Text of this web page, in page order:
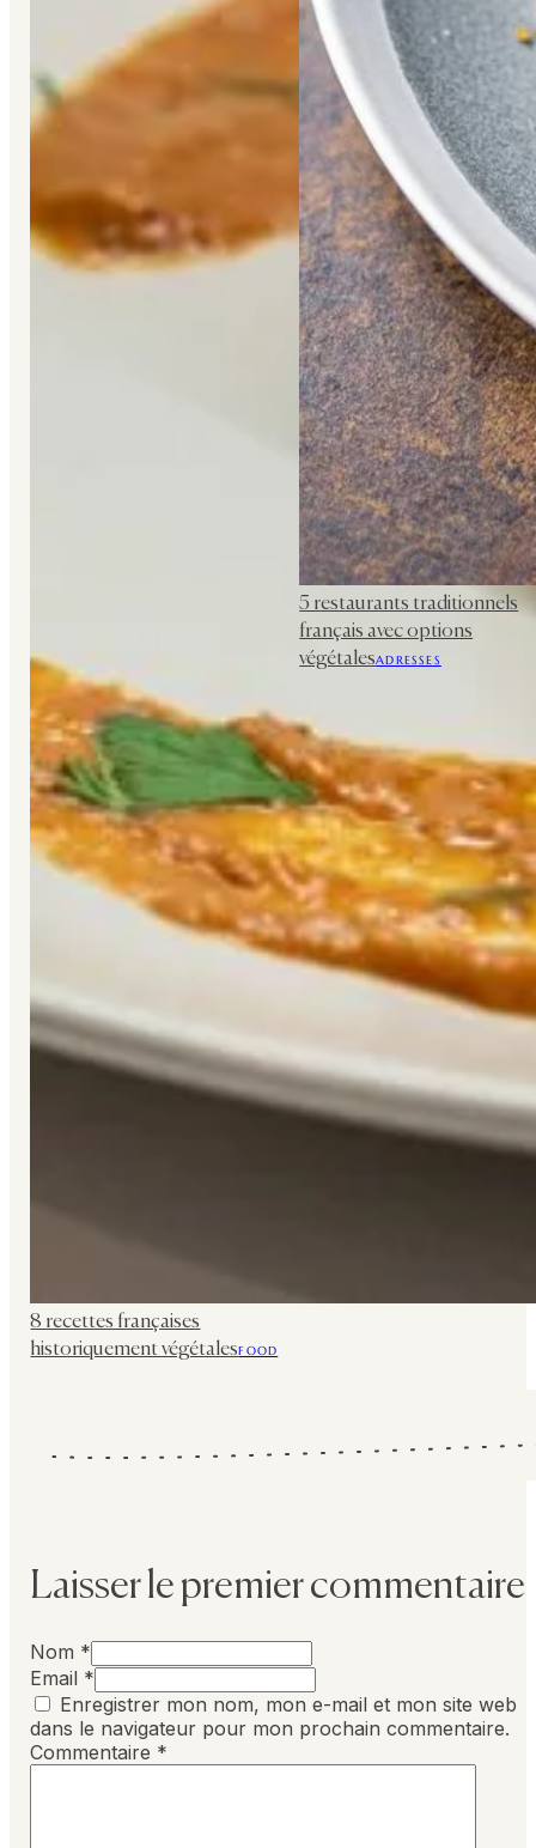
8 recettes françaises
historiquement végétalesFOOD
5 restaurants traditionnels
français avec options
végétalesADRESSES
Laisser le premier commentaire
Nom *
Email *
Enregistrer mon nom, mon e-mail et mon site web
dans le navigateur pour mon prochain commentaire.
Commentaire *